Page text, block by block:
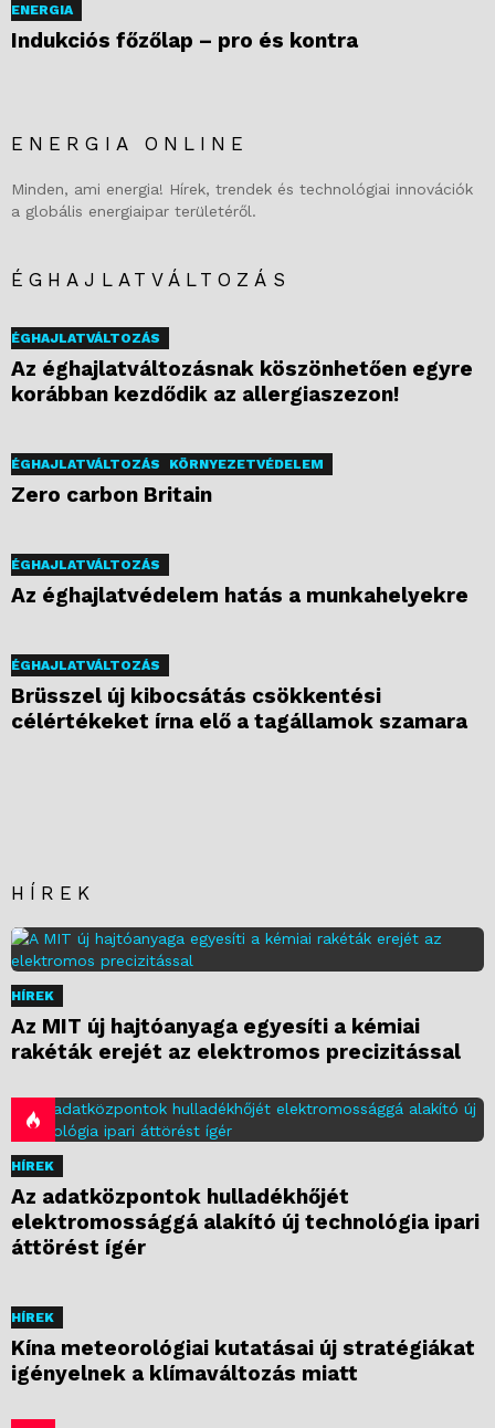
ENERGIA
Indukciós főzőlap – pro és kontra
ENERGIA ONLINE
Minden, ami energia! Hírek, trendek és technológiai innovációk
a globális energiaipar területéről.
ÉGHAJLATVÁLTOZÁS
ÉGHAJLATVÁLTOZÁS
Az éghajlatváltozásnak köszönhetően egyre
korábban kezdődik az allergiaszezon!
ÉGHAJLATVÁLTOZÁS KÖRNYEZETVÉDELEM
Zero carbon Britain
ÉGHAJLATVÁLTOZÁS
Az éghajlatvédelem hatás a munkahelyekre
ÉGHAJLATVÁLTOZÁS
Brüsszel új kibocsátás csökkentési
célértékeket írna elő a tagállamok szamara
HÍREK
HÍREK
Az MIT új hajtóanyaga egyesíti a kémiai
rakéták erejét az elektromos precizitással
HÍREK
Az adatközpontok hulladékhőjét
elektromossággá alakító új technológia ipari
áttörést ígér
HÍREK
Kína meteorológiai kutatásai új stratégiákat
igényelnek a klímaváltozás miatt